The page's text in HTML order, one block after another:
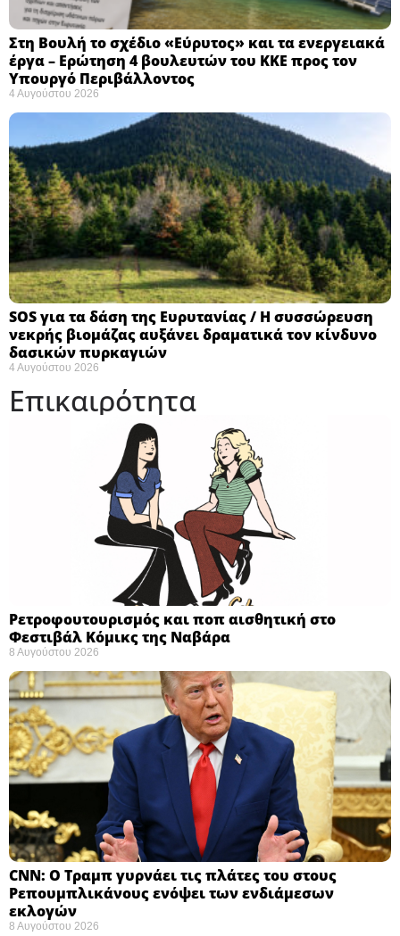
Στη Βουλή το σχέδιο «Εύρυτος» και τα ενεργειακά
έργα – Ερώτηση 4 βουλευτών του ΚΚΕ προς τον
Υπουργό Περιβάλλοντος
4 Αυγούστου 2026
SOS για τα δάση της Ευρυτανίας / Η συσσώρευση
νεκρής βιομάζας αυξάνει δραματικά τον κίνδυνο
δασικών πυρκαγιών
4 Αυγούστου 2026
Επικαιρότητα
Ρετροφουτουρισμός και ποπ αισθητική στο
Φεστιβάλ Κόμικς της Ναβάρα ​
8 Αυγούστου 2026
CNN: Ο Τραμπ γυρνάει τις πλάτες του στους
Ρεπουμπλικάνους ενόψει των ενδιάμεσων
εκλογών ​
8 Αυγούστου 2026